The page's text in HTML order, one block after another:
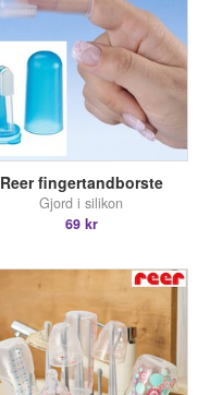
Reer fingertandborste
Gjord i silikon
69 kr